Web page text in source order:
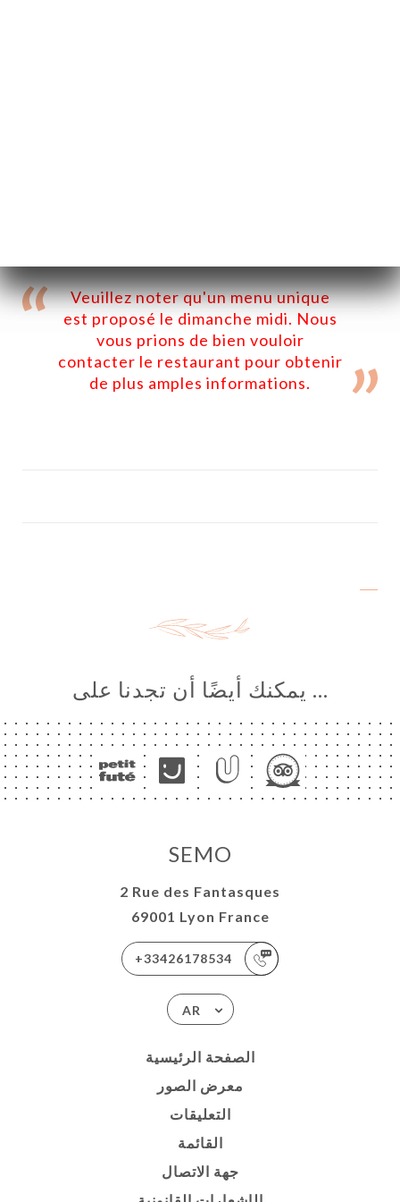
Veuillez noter qu'un menu unique
est proposé le dimanche midi. Nous
vous prions de bien vouloir
contacter le restaurant pour obtenir
de plus amples informations.
… يمكنك أيضًا أن تجدنا على
SEMO
2 Rue des Fantasques
69001 Lyon France
+33426178534
AR
الصفحة الرئيسية
معرض الصور
التعليقات
القائمة
جهة الاتصال